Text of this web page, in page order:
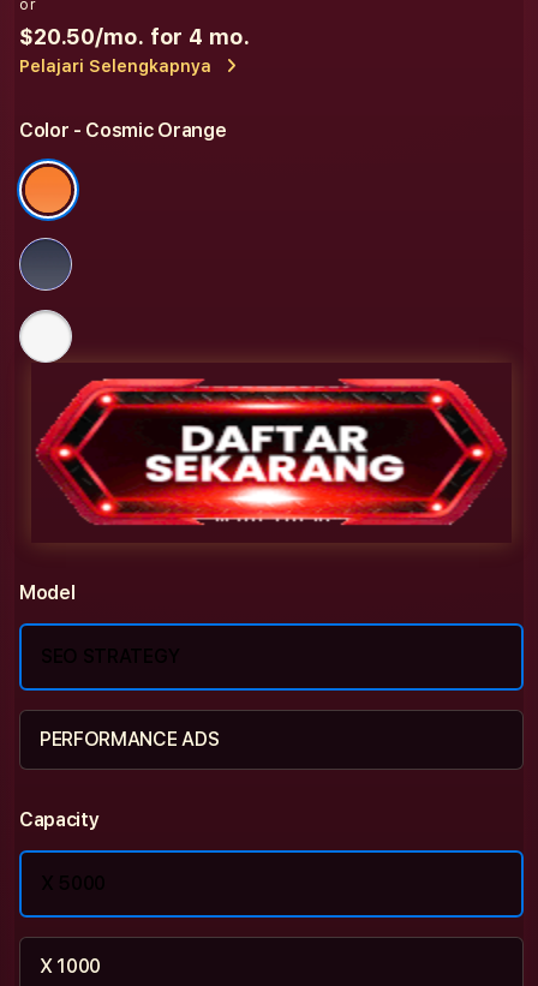
or
$20.50/mo. for 4 mo.
Pelajari Selengkapnya
Color - Cosmic Orange
Model
SEO STRATEGY
PERFORMANCE ADS
Capacity
X 5000
X 1000